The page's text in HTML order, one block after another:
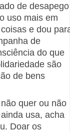
de desapego
uso mais em
e dou
de
do que
são
de bens
quer ou não
usa, acha
Doar os